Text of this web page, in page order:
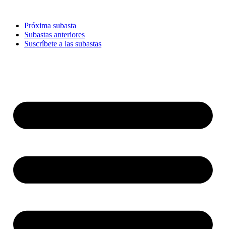
contenidoPróxima subasta
Subastas anteriores
Suscríbete a las subastas